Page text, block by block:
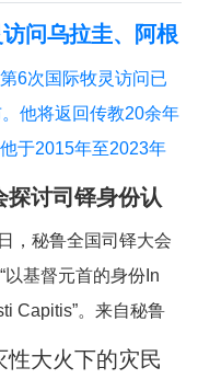
问乌拉圭、阿根
6次国际牧灵访问已
他将返回传教20余年
于2015年至2023年
拉约，并前往亚马逊
生地阿根廷，以及将
访问过的乌拉圭。被
胞的普雷沃斯特教
度过多年传教岁月的
讨司铎身份认
，秘鲁全国司铎大会
以基督元首的身份In
Capitis”。来自秘鲁
区的司铎齐聚一堂，
大火下的灾民